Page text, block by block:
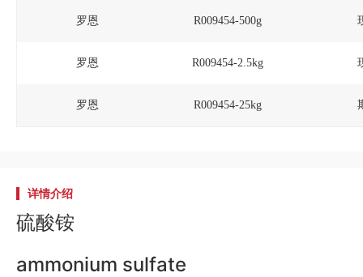
罗恩 R009454-500g
罗恩 R009454-2.5kg
罗恩 R009454-25kg
详情介绍
硫酸铵
ammonium sulfate